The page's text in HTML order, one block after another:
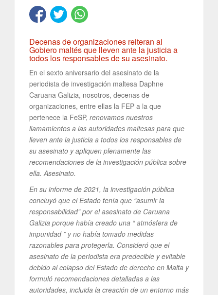
Decenas de organizaciones reiteran al
Gobiero maltés que lleven ante la justicia a
todos los responsables de su asesinato.
En el sexto aniversario del asesinato de la
periodista de investigación maltesa Daphne
Caruana Galizia, nosotros, decenas de
organizaciones, entre ellas la FEP a la que
pertenece la FeSP, renovamos nuestros
llamamientos a las autoridades maltesas para que
lleven ante la justicia a todos los responsables de
su asesinato y apliquen plenamente las
recomendaciones de la investigación pública sobre
ella. Asesinato.
En su informe de 2021, la investigación pública
concluyó que el Estado tenía que “asumir la
responsabilidad” por el asesinato de Caruana
Galizia porque había creado una “ atmósfera de
impunidad ” y no había tomado medidas
razonables para protegerla. Consideró que el
asesinato de la periodista era predecible y evitable
debido al colapso del Estado de derecho en Malta y
formuló recomendaciones detalladas a las
autoridades, incluida la creación de un entorno más